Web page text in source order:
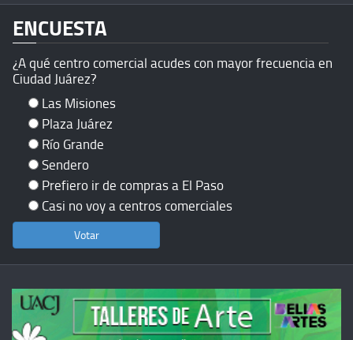
ENCUESTA
¿A qué centro comercial acudes con mayor frecuencia en
Ciudad Juárez?
Las Misiones
Plaza Juárez
Río Grande
Sendero
Prefiero ir de compras a El Paso
Casi no voy a centros comerciales